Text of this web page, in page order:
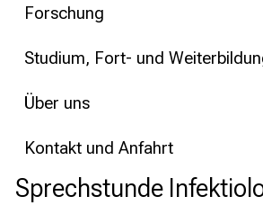
Forschung
Studium, Fort- und
Über uns
Kontakt und Anfahrt
Sprechstunde